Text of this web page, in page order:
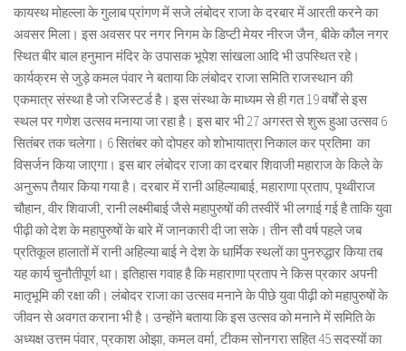
कायस्थ मोहल्ला के गुलाब प्रांगण में सजे लंबोदर राजा के दरबार में आरती करने का
अवसर मिला। इस अवसर पर नगर निगम के डिप्टी मेयर नीरज जैन, बीके कौल नगर
स्थित बीर बाल हनुमान मंदिर के उपासक भूपेश सांखला आदि भी उपस्थित रहे।
कार्यक्रम से जुड़े कमल पंवार ने बताया कि लंबोदर राजा समिति राजस्थान की
एकमात्र संस्था है जो रजिस्टर्ड है। इस संस्था के माध्यम से ही गत 19 वर्षों से इस
स्थल पर गणेश उत्सव मनाया जा रहा है। इस बार भी 27 अगस्त से शुरू हुआ उत्सव 6
सितंबर तक चलेगा। 6 सितंबर को दोपहर को शोभायात्रा निकाल कर प्रतिमा का
विसर्जन किया जाएगा। इस बार लंबोदर राजा का दरबार शिवाजी महाराज के किले के
अनुरूप तैयार किया गया है। दरबार में रानी अहिल्याबाई, महाराणा प्रताप, पृथ्वीराज
चौहान, वीर शिवाजी, रानी लक्ष्मीबाई जैसे महापुरुषों की तस्वीरें भी लगाई गई है ताकि युवा
पीढ़ी को देश के महापुरुषों के बारे में जानकारी दी जा सके। तीन सौ वर्ष पहले जब
प्रतिकूल हालातों में रानी अहिल्या बाई ने देश के धार्मिक स्थलों का पुनरुद्धार किया तब
यह कार्य चुनौतीपूर्ण था। इतिहास गवाह है कि महाराणा प्रताप ने किस प्रकार अपनी
मातृभूमि की रक्षा की। लंबोदर राजा का उत्सव मनाने के पीछे युवा पीढ़ी को महापुरुषों के
जीवन से अवगत कराना भी है। उन्होंने बताया कि इस उत्सव को मनाने में समिति के
अध्यक्ष उत्तम पंवार, प्रकाश ओझा, कमल वर्मा, टीकम सोनगरा सहित 45 सदस्यों का